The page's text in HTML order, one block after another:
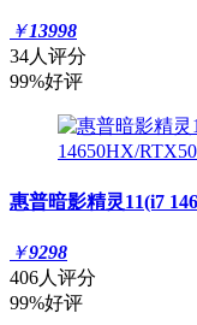
￥13998
34人评分
99%好评
惠普暗影精灵11(i7
￥9298
406人评分
99%好评